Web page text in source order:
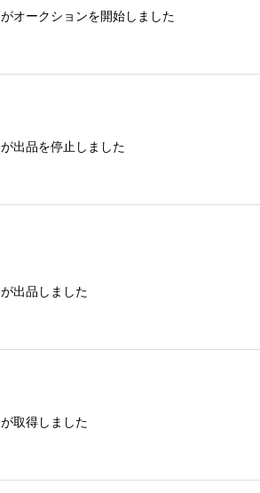
がオークションを開始しました
が出品を停止しました
が出品しました
が取得しました